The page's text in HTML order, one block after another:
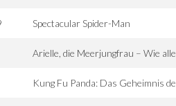
Spectacular Spider-Man
Arielle, die Meerjungfrau – Wie
Kung Fu Panda: Das Geheimnis